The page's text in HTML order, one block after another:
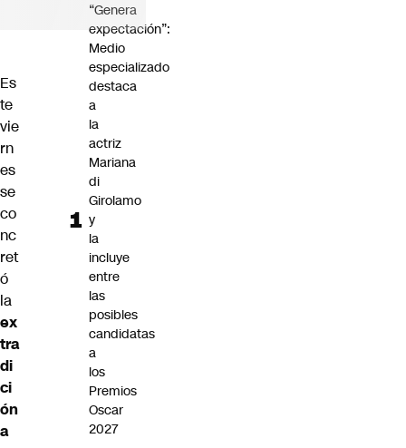
Es
te
vie
rn
es
se
co
nc
ret
ó
la
ex
tra
di
ci
ón
a
“Genera
expectación”:
Medio
especializado
destaca
a
la
actriz
Mariana
di
Girolamo
y
la
incluye
entre
las
posibles
candidatas
a
los
Premios
Oscar
2027